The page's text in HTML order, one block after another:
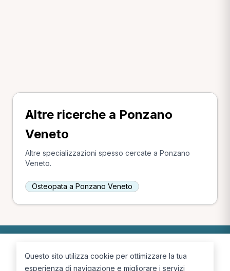
Altre ricerche a Ponzano
Veneto
Altre specializzazioni spesso cercate a Ponzano
Veneto.
Osteopata a Ponzano Veneto
Questo sito utilizza cookie per ottimizzare la tua
esperienza di navigazione e migliorare i servizi